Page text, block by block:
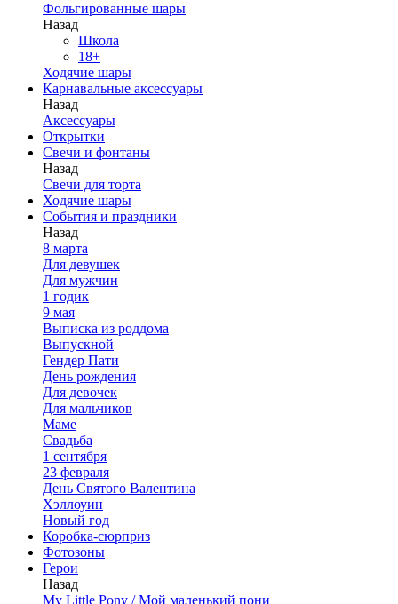
Фольгированные шары
Назад
Школа
18+
Ходячие шары
Карнавальные аксессуары
Назад
Аксессуары
Открытки
Свечи и фонтаны
Назад
Свечи для торта
Ходячие шары
События и праздники
Назад
8 марта
Для девушек
Для мужчин
1 годик
9 мая
Выписка из роддома
Выпускной
Гендер Пати
День рождения
Для девочек
Для мальчиков
Маме
Свадьба
1 сентября
23 февраля
День Святого Валентина
Хэллоуин
Новый год
Коробка-сюрприз
Фотозоны
Герои
Назад
My Little Pony / Мой маленький пони